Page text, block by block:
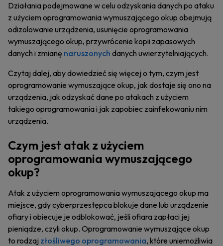
Działania podejmowane w celu odzyskania danych po ataku
z użyciem oprogramowania wymuszającego okup obejmują
odizolowanie urządzenia, usunięcie oprogramowania
wymuszającego okup, przywrócenie kopii zapasowych
danych i zmianę naruszonych danych uwierzytelniających.
Czytaj dalej, aby dowiedzieć się więcej o tym, czym jest
oprogramowanie wymuszające okup, jak dostaje się ono na
urządzenia, jak odzyskać dane po atakach z użyciem
takiego oprogramowania i jak zapobiec zainfekowaniu nim
urządzenia.
Czym jest atak z użyciem
oprogramowania wymuszającego
okup?
Atak z użyciem oprogramowania wymuszającego okup ma
miejsce, gdy cyberprzestępca blokuje dane lub urządzenie
ofiary i obiecuje je odblokować, jeśli ofiara zapłaci jej
pieniądze, czyli okup. Oprogramowanie wymuszające okup
to rodzaj złośliwego oprogramowania, które uniemożliwia